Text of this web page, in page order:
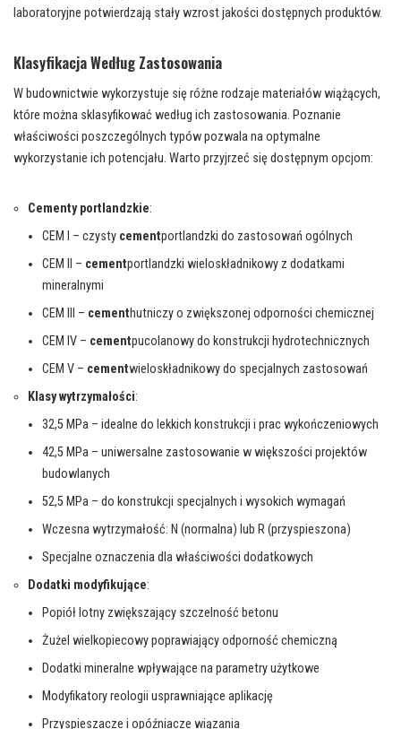
laboratoryjne potwierdzają stały wzrost jakości dostępnych produktów.
Klasyfikacja Według Zastosowania
W budownictwie wykorzystuje się różne rodzaje materiałów wiążących,
które można sklasyfikować według ich zastosowania. Poznanie
właściwości poszczególnych typów pozwala na optymalne
wykorzystanie ich potencjału. Warto przyjrzeć się dostępnym opcjom:
Cementy portlandzkie:
CEM I – czysty cementportlandzki do zastosowań ogólnych
CEM II – cementportlandzki wieloskładnikowy z dodatkami
mineralnymi
CEM III – cementhutniczy o zwiększonej odporności chemicznej
CEM IV – cementpucolanowy do konstrukcji hydrotechnicznych
CEM V – cementwieloskładnikowy do specjalnych zastosowań
Klasy wytrzymałości:
32,5 MPa – idealne do lekkich konstrukcji i prac wykończeniowych
42,5 MPa – uniwersalne zastosowanie w większości projektów
budowlanych
52,5 MPa – do konstrukcji specjalnych i wysokich wymagań
Wczesna wytrzymałość: N (normalna) lub R (przyspieszona)
Specjalne oznaczenia dla właściwości dodatkowych
Dodatki modyfikujące:
Popiół lotny zwiększający szczelność betonu
Żużel wielkopiecowy poprawiający odporność chemiczną
Dodatki mineralne wpływające na parametry użytkowe
Modyfikatory reologii usprawniające aplikację
Przyspieszacze i opóźniacze wiązania